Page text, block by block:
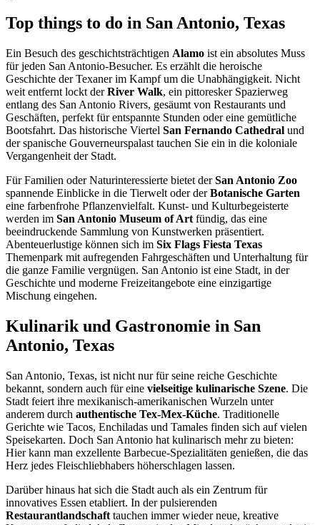
Top things to do in San Antonio, Texas
Ein Besuch des geschichtsträchtigen Alamo ist ein absolutes Muss
für jeden San Antonio-Besucher. Es erzählt die heroische
Geschichte der Texaner im Kampf um die Unabhängigkeit. Nicht
weit entfernt lockt derRiver Walk, ein pittoresker Spazierweg
entlang des San Antonio Rivers, gesäumt von Restaurants und
Geschäften, perfekt für entspannte Stunden oder eine gemütliche
Bootsfahrt. Das historische Viertel San Fernando Cathedral und
der spanische Gouverneurspalast tauchen Sie ein in die koloniale
Vergangenheit der Stadt.
Für Familien oder Naturinteressierte bietet derSan Antonio Zoo
spannende Einblicke in die Tierwelt oder derBotanische Garten
eine farbenfrohe Pflanzenvielfalt. Kunst- und Kulturbegeisterte
werden im San Antonio Museum of Art fündig, das eine
beeindruckende Sammlung von Kunstwerken präsentiert.
Abenteuerlustige können sich im Six Flags Fiesta Texas
Themenpark mit aufregenden Fahrgeschäften und Unterhaltung für
die ganze Familie vergnügen. San Antonio ist eine Stadt, in der
Geschichte und moderne Freizeitangebote eine einzigartige
Mischung eingehen.
Kulinarik und Gastronomie in San
Antonio, Texas
San Antonio, Texas, ist nicht nur für seine reiche Geschichte
bekannt, sondern auch für eine vielseitige kulinarische Szene. Die
Stadt feiert ihre mexikanisch-amerikanischen Wurzeln unter
anderem durch authentische Tex-Mex-Küche. Traditionelle
Gerichte wie Tacos, Enchiladas und Tamales finden sich auf vielen
Speisekarten. Doch San Antonio hat kulinarisch mehr zu bieten:
Hier kann man exzellente Barbecue-Spezialitäten genießen, die das
Herz jedes Fleischliebhabers höherschlagen lassen.
Darüber hinaus hat sich die Stadt auch als ein Zentrum für
innovatives Essen etabliert. In der pulsierenden
Restaurantlandschaft tauchen immer wieder neue, kreative